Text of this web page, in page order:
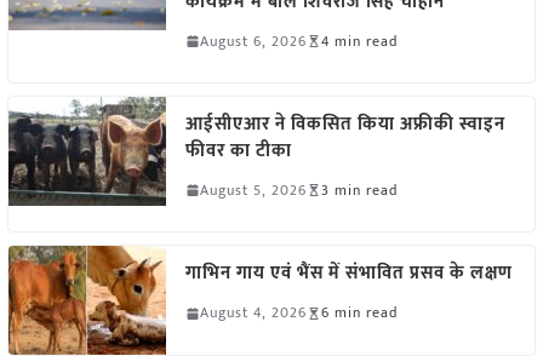
August 6, 2026 4 min read
आईसीएआर ने विकसित किया अफ्रीकी स्वाइन
फीवर का टीका
August 5, 2026 3 min read
गाभिन गाय एवं भैंस में संभावित प्रसव के लक्षण
August 4, 2026 6 min read